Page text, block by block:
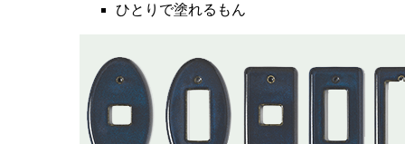
ひとりで塗れるもん